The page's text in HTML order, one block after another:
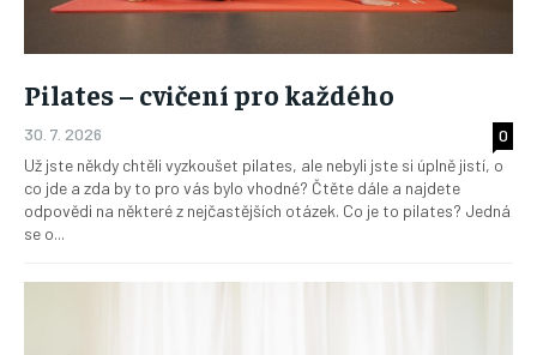
Pilates – cvičení pro každého
30. 7. 2026
0
Už jste někdy chtěli vyzkoušet pilates, ale nebyli jste si úplně jistí, o
co jde a zda by to pro vás bylo vhodné? Čtěte dále a najdete
odpovědi na některé z nejčastějších otázek. Co je to pilates? Jedná
se o...